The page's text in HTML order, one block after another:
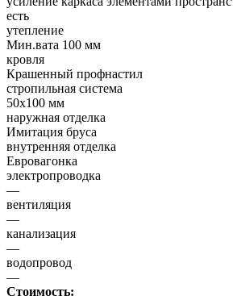
есть
утепление
Мин.вата 100 мм
кровля
Крашенный профнастил
стропильная система
50х100 мм
наружная отделка
Имитация бруса
внутренняя отделка
Евровагонка
электропроводка
—
вентиляция
—
канализация
—
водопровод
—
Стоимость: